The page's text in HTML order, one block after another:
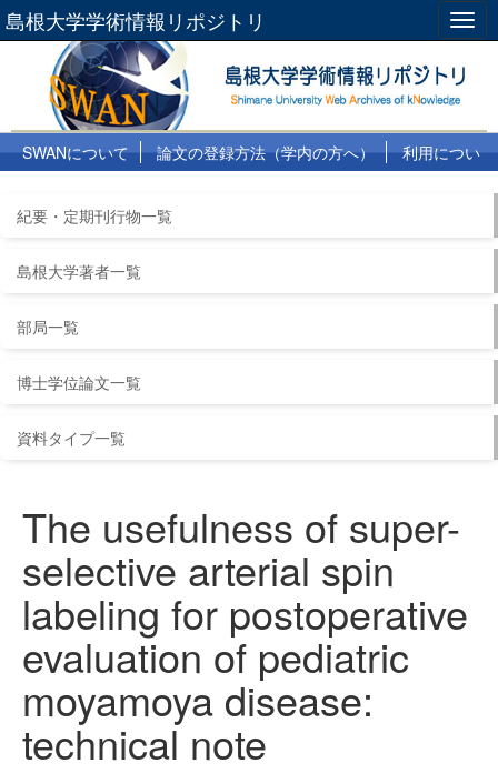
島根大学学術情報リポジトリ
SWANについて 論文の登録方法（学内の方へ）
利用につい
紀要・定期刊行物一覧
島根大学著者一覧
部局一覧
博士学位論文一覧
資料タイプ一覧
The usefulness of super-
selective arterial spin
labeling for postoperative
evaluation of pediatric
moyamoya disease:
technical note